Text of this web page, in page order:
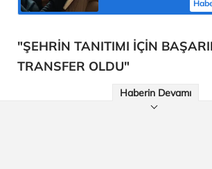
"ŞEHRİN TANITIMI İÇİN
TRANSFER OLDU"
Haberin Devamı